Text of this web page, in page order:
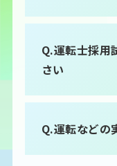
Q.運転士採用
さい
Q.運転などの